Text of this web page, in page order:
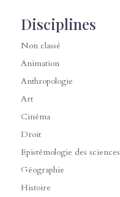
Disciplines
Non classé
Animation
Anthropologie
Art
Cinéma
Droit
Epistémologie des sciences
Géographie
Histoire